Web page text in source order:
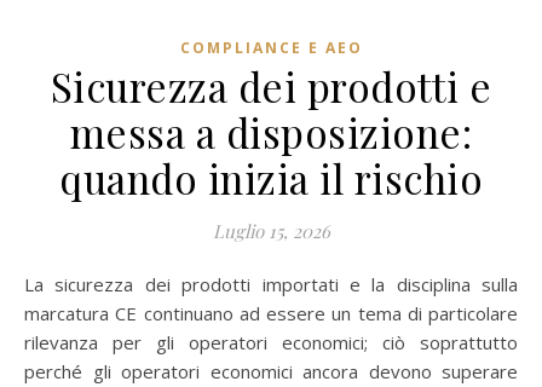
COMPLIANCE E AEO
Sicurezza dei prodotti e
messa a disposizione:
quando inizia il rischio
Luglio 15, 2026
La sicurezza dei prodotti importati e la disciplina sulla
marcatura CE continuano ad essere un tema di particolare
rilevanza per gli operatori economici; ciò soprattutto
perché gli operatori economici ancora devono superare